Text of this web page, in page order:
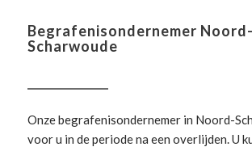
Begrafenisondernemer Noord-
Scharwoude
Onze begrafenisondernemer in Noord-
voor u in de periode na een overlijden. U